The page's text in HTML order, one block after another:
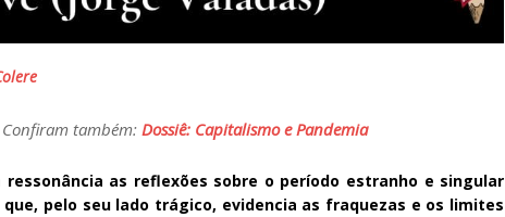
Confiram também: Dossiê: Capitalismo e Pandemia
as reflexões sobre o período estranho e singular
que, pelo seu lado trágico, evidencia as fraquezas e os limites